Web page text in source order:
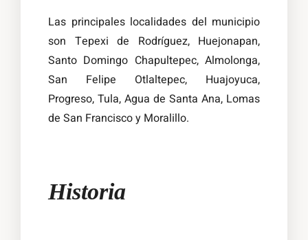
Las principales localidades del municipio
son Tepexi de Rodríguez, Huejonapan,
Santo Domingo Chapultepec, Almolonga,
San Felipe Otlaltepec, Huajoyuca,
Progreso, Tula, Agua de Santa Ana, Lomas
de San Francisco y Moralillo.
Historia